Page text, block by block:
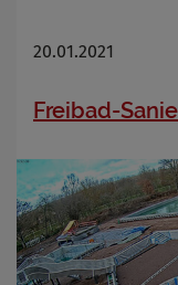
20.01.2021
Freibad-